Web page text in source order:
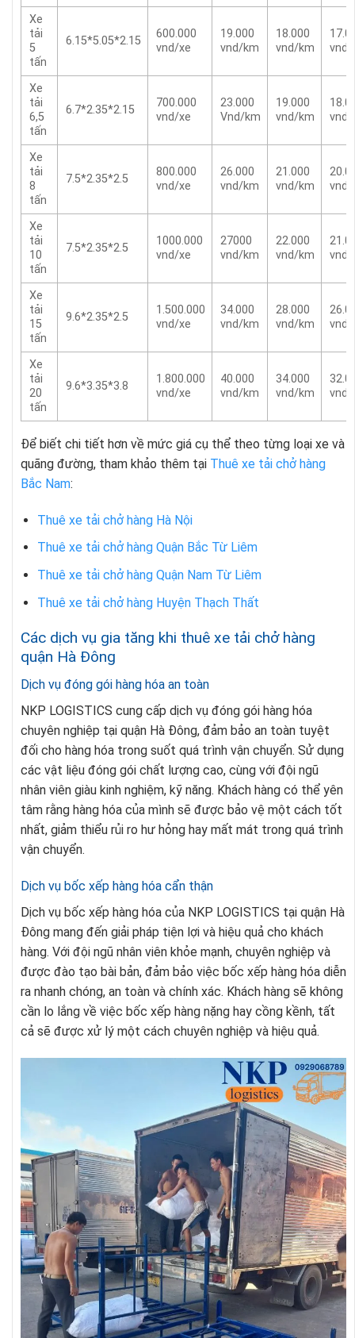
Xe
tải
5
tấn
6.15*5.05*2.15
600.000
vnd/xe
19.000
vnd/km
18.000
vnd/km
vnd/
Xe
tải
6,5
tấn
6.7*2.35*2.15
700.000
vnd/xe
23.000
Vnd/km
19.000
vnd/km
vnd/
Xe
tải
8
tấn
7.5*2.35*2.5
800.000
vnd/xe
26.000
vnd/km
21.000
vnd/km
vnd/
Xe
tải
10
tấn
7.5*2.35*2.5
1000.000
vnd/xe
27000
vnd/km
22.000
vnd/km
vnd/
Xe
tải
15
tấn
9.6*2.35*2.5
1.500.000
vnd/xe
34.000
vnd/km
28.000
vnd/km
vnd/
Xe
tải
20
tấn
9.6*3.35*3.8
1.800.000
vnd/xe
40.000
vnd/km
34.000
vnd/km
vnd/
Để biết chi tiết hơn về mức giá cụ thể theo từng loại xe và
quãng đường, tham khảo thêm tại Thuê xe tải chở hàng
Bắc Nam:
Thuê xe tải chở hàng Hà Nội
Thuê xe tải chở hàng Quận Bắc Từ Liêm
Thuê xe tải chở hàng Quận Nam Từ Liêm
Thuê xe tải chở hàng Huyện Thạch Thất
Các dịch vụ gia tăng khi thuê xe tải chở hàng
quận Hà Đông
Dịch vụ đóng gói hàng hóa an toàn
NKP LOGISTICS cung cấp dịch vụ đóng gói hàng hóa
chuyên nghiệp tại quận Hà Đông, đảm bảo an toàn tuyệt
đối cho hàng hóa trong suốt quá trình vận chuyển. Sử dụng
các vật liệu đóng gói chất lượng cao, cùng với đội ngũ
nhân viên giàu kinh nghiệm, kỹ năng. Khách hàng có thể yên
tâm rằng hàng hóa của mình sẽ được bảo vệ một cách tốt
nhất, giảm thiểu rủi ro hư hỏng hay mất mát trong quá trình
vận chuyển.
Dịch vụ bốc xếp hàng hóa cẩn thận
Dịch vụ bốc xếp hàng hóa của NKP LOGISTICS tại quận Hà
Đông mang đến giải pháp tiện lợi và hiệu quả cho khách
hàng. Với đội ngũ nhân viên khỏe mạnh, chuyên nghiệp và
được đào tạo bài bản, đảm bảo việc bốc xếp hàng hóa diễn
ra nhanh chóng, an toàn và chính xác. Khách hàng sẽ không
cần lo lắng về việc bốc xếp hàng nặng hay cồng kềnh, tất
cả sẽ được xử lý một cách chuyên nghiệp và hiệu quả.